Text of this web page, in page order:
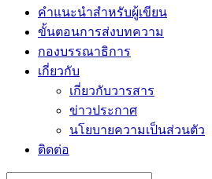
คำแนะนำสำหรับผู้เขียน
ขั้นตอนการส่งบทความ
กองบรรณาธิการ
เกี่ยวกับ
เกี่ยวกับวารสาร
ข่าวประกาศ
นโยบายความเป็นส่วนตัว
ติดต่อ